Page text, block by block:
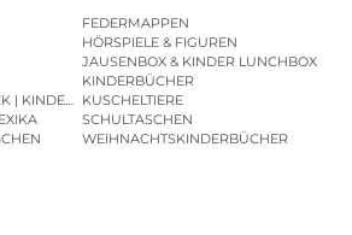
FEDERMAPPEN
HÖRSPIELE & FIGUREN
JAUSENBOX & KINDER LUNCHBOX
KINDERBÜCHER
KINDERGARTENRUCKSACK | KINDERGARTENBEUTEL
KUSCHELTIERE
SCHULTASCHEN
WEIHNACHTSKINDERBÜCHER